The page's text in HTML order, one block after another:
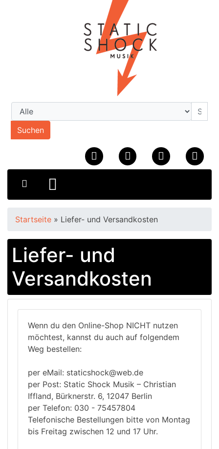
Suchen
Startseite » Liefer- und Versandkosten
Liefer- und
Versandkosten
Wenn du den Online-Shop NICHT nutzen
möchtest, kannst du auch auf folgendem
Weg bestellen:
per eMail: staticshock@web.de
per Post: Static Shock Musik – Christian
Iffland, Bürknerstr. 6, 12047 Berlin
per Telefon: 030 - 75457804
Telefonische Bestellungen bitte von Montag
bis Freitag zwischen 12 und 17 Uhr.